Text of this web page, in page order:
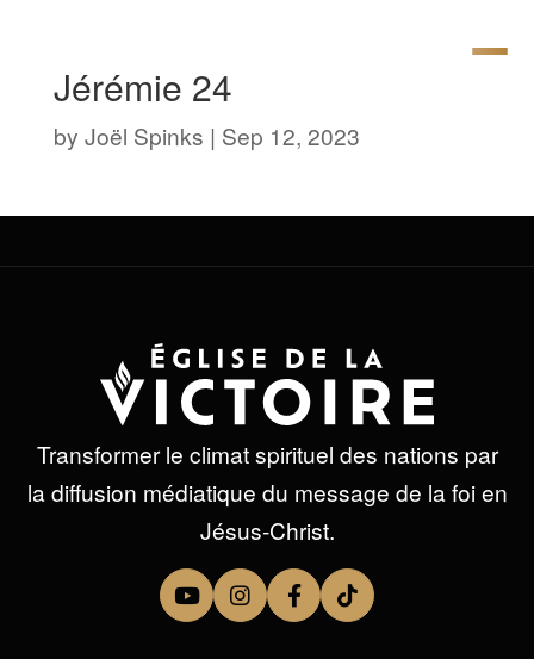
Jérémie 24
by Joël Spinks | Sep 12, 2023
Transformer le climat spirituel des nations par
la diffusion médiatique du message de la foi en
Jésus-Christ.